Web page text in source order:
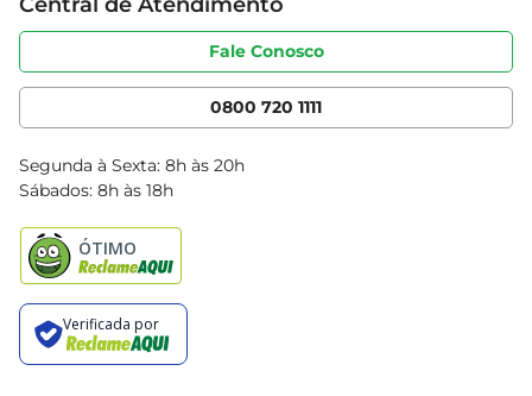
Sobre privacidade
Portal do fornecedor
Cencosud Media
Produtos Bretas
Código de ética
Serviços
Clube Bretas
Blog Bretas
Black Friday
Fale Conosco
0800 720 1111
Segunda à Sexta: 8h às 20h
Sábados: 8h às 18h